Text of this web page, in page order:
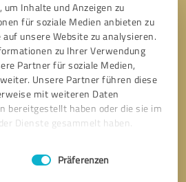
Inhalte und Anzeigen zu
für soziale Medien anbieten zu
unsere Website zu analysieren.
zu Ihrer Verwendung
Partner für soziale Medien,
Unsere Partner führen diese
mit weiteren Daten
bereitgestellt haben oder die sie im
Dienste gesammelt haben.
Präferenzen